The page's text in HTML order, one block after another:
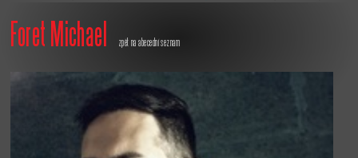
Foret Michael zpět na abecední seznam